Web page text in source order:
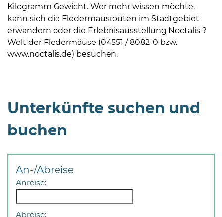
Uhr
Do
08
Uhr
und
Kilogramm Gewicht. Wer mehr wissen möchte,
kann sich die Fledermausrouten im Stadtgebiet
erwandern oder die Erlebnisausstellung Noctalis ?
Welt der Fledermäuse (04551 / 8082-0 bzw.
www.noctalis.de) besuchen.
Unterkünfte suchen und
buchen
An-/Abreise
Anreise:
Abreise: